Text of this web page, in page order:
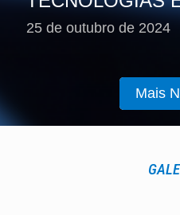
25 de outubro de 2024
Mais